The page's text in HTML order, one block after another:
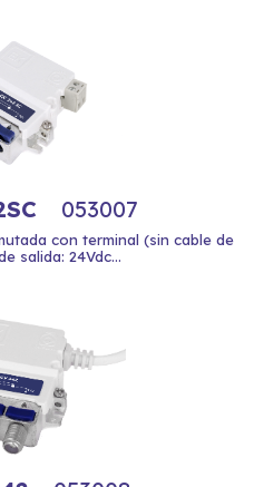
053007
con terminal (sin cable de
salida: 24Vdc...